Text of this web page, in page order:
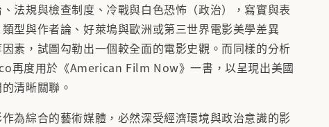
法規與檢查制度、冷戰與白色恐怖（政治），寫實與表
型與作者論、好萊塢與歐洲或第三世界電影美學差異
因素，試圖勾勒出一個較全面的電影史觀。而同樣的分析
再度用於《American Film Now》一書，以呈現出美國
清晰關聯。
為綜合的藝術媒體，必然深受經濟環境與政治意識的影